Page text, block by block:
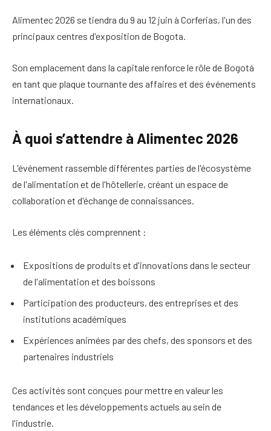
Alimentec 2026 se tiendra du 9 au 12 juin à Corferias, l'un des
principaux centres d'exposition de Bogota.
Son emplacement dans la capitale renforce le rôle de Bogotá
en tant que plaque tournante des affaires et des événements
internationaux.
À quoi s’attendre à Alimentec 2026
L'événement rassemble différentes parties de l'écosystème
de l'alimentation et de l'hôtellerie, créant un espace de
collaboration et d'échange de connaissances.
Les éléments clés comprennent :
Expositions de produits et d'innovations dans le secteur
de l'alimentation et des boissons
Participation des producteurs, des entreprises et des
institutions académiques
Expériences animées par des chefs, des sponsors et des
partenaires industriels
Ces activités sont conçues pour mettre en valeur les
tendances et les développements actuels au sein de
l'industrie.